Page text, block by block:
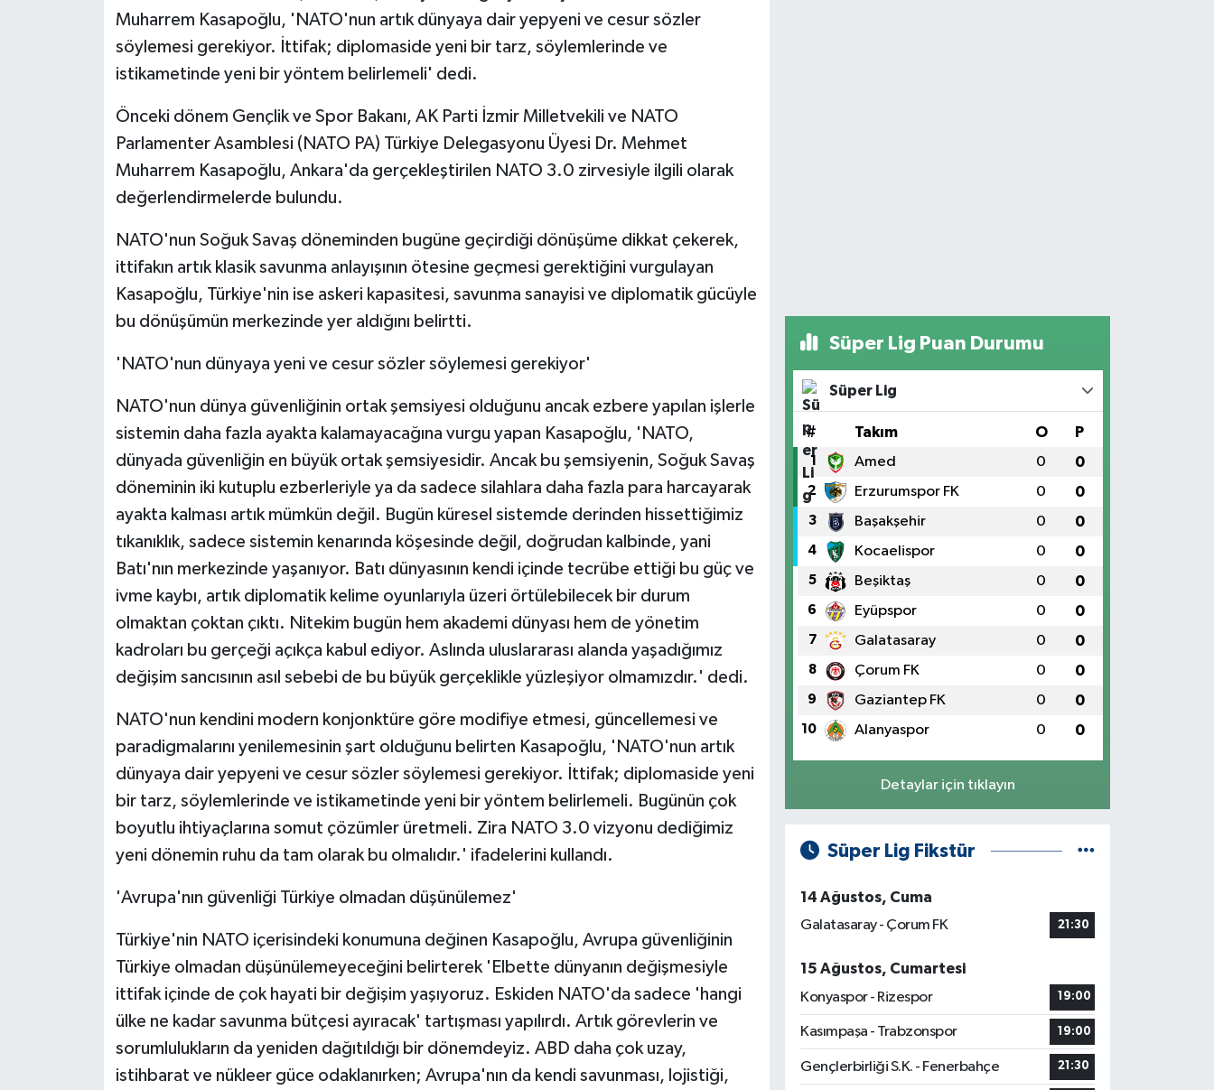
Muharrem Kasapoğlu, 'NATO'nun artık dünyaya dair yepyeni ve cesur sözler
söylemesi gerekiyor. İttifak; diplomaside yeni bir tarz, söylemlerinde ve
istikametinde yeni bir yöntem belirlemeli' dedi.
Önceki dönem Gençlik ve Spor Bakanı, AK Parti İzmir Milletvekili ve NATO
Parlamenter Asamblesi (NATO PA) Türkiye Delegasyonu Üyesi Dr. Mehmet
Muharrem Kasapoğlu, Ankara'da gerçekleştirilen NATO 3.0 zirvesiyle ilgili olarak
değerlendirmelerde bulundu.
NATO'nun Soğuk Savaş döneminden bugüne geçirdiği dönüşüme dikkat çekerek,
ittifakın artık klasik savunma anlayışının ötesine geçmesi gerektiğini vurgulayan
Kasapoğlu, Türkiye'nin ise askeri kapasitesi, savunma sanayisi ve diplomatik gücüyle
bu dönüşümün merkezinde yer aldığını belirtti.
'NATO'nun dünyaya yeni ve cesur sözler söylemesi gerekiyor'
NATO'nun dünya güvenliğinin ortak şemsiyesi olduğunu ancak ezbere yapılan işlerle
sistemin daha fazla ayakta kalamayacağına vurgu yapan Kasapoğlu, 'NATO,
dünyada güvenliğin en büyük ortak şemsiyesidir. Ancak bu şemsiyenin, Soğuk Savaş
döneminin iki kutuplu ezberleriyle ya da sadece silahlara daha fazla para harcayarak
ayakta kalması artık mümkün değil. Bugün küresel sistemde derinden hissettiğimiz
tıkanıklık, sadece sistemin kenarında köşesinde değil, doğrudan kalbinde, yani
Batı'nın merkezinde yaşanıyor. Batı dünyasının kendi içinde tecrübe ettiği bu güç ve
ivme kaybı, artık diplomatik kelime oyunlarıyla üzeri örtülebilecek bir durum
olmaktan çoktan çıktı. Nitekim bugün hem akademi dünyası hem de yönetim
kadroları bu gerçeği açıkça kabul ediyor. Aslında uluslararası alanda yaşadığımız
değişim sancısının asıl sebebi de bu büyük gerçeklikle yüzleşiyor olmamızdır.' dedi.
NATO'nun kendini modern konjonktüre göre modifiye etmesi, güncellemesi ve
paradigmalarını yenilemesinin şart olduğunu belirten Kasapoğlu, 'NATO'nun artık
dünyaya dair yepyeni ve cesur sözler söylemesi gerekiyor. İttifak; diplomaside yeni
bir tarz, söylemlerinde ve istikametinde yeni bir yöntem belirlemeli. Bugünün çok
boyutlu ihtiyaçlarına somut çözümler üretmeli. Zira NATO 3.0 vizyonu dediğimiz
yeni dönemin ruhu da tam olarak bu olmalıdır.' ifadelerini kullandı.
'Avrupa'nın güvenliği Türkiye olmadan düşünülemez'
Türkiye'nin NATO içerisindeki konumuna değinen Kasapoğlu, Avrupa güvenliğinin
Türkiye olmadan düşünülemeyeceğini belirterek 'Elbette dünyanın değişmesiyle
ittifak içinde de çok hayati bir değişim yaşıyoruz. Eskiden NATO'da sadece 'hangi
ülke ne kadar savunma bütçesi ayıracak' tartışması yapılırdı. Artık görevlerin ve
sorumlulukların da yeniden dağıtıldığı bir dönemdeyiz. ABD daha çok uzay,
istihbarat ve nükleer güce odaklanırken; Avrupa'nın da kendi savunması, lojistiği,
Süper Lig Puan Durumu
Süper Lig
# Takım O P
1 Amed 0 0
2 Erzurumspor FK 0 0
3 Başakşehir 0 0
4 Kocaelispor 0 0
5 Beşiktaş 0 0
6 Eyüpspor 0 0
7 Galatasaray 0 0
8 Çorum FK 0 0
9 Gaziantep FK 0 0
10 Alanyaspor 0 0
Detaylar için tıklayın
Süper Lig Fikstür
14 Ağustos, Cuma
Galatasaray - Çorum FK
21:30
15 Ağustos, Cumartesi
Konyaspor - Rizespor
19:00
Kasımpaşa - Trabzonspor 19:00
Gençlerbirliği S.K. - Fenerbahçe 21:30
MAGAZİN
Otomobil
SPOR HABERLERİ
TEKNOLOJİ
Yerel Haberler